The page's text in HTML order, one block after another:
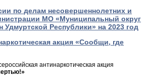
по делам несовершеннолетних и
МО «Муниципальный округ
Удмуртской Республики» на 2023 год
акция «Сообщи, где
антинаркотическая акция